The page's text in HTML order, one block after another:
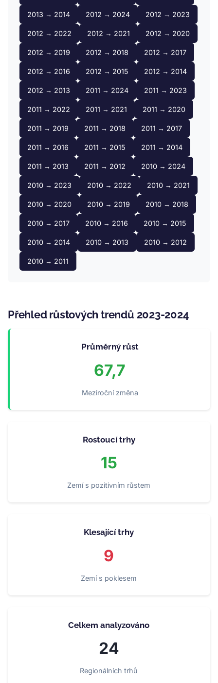
2013 → 2014 2012 → 2024 2012 → 2023
2012 → 2022 2012 → 2021 2012 → 2020
2012 → 2019 2012 → 2018 2012 → 2017
2012 → 2016 2012 → 2015 2012 → 2014
2012 → 2013 2011 → 2024 2011 → 2023
2011 → 2022 2011 → 2021 2011 → 2020
2011 → 2019 2011 → 2018 2011 → 2017
2011 → 2016 2011 → 2015 2011 → 2014
2011 → 2013 2011 → 2012 2010 → 2024
2010 → 2023 2010 → 2022 2010 → 2021
2010 → 2020 2010 → 2019 2010 → 2018
2010 → 2017 2010 → 2016 2010 → 2015
2010 → 2014 2010 → 2013 2010 → 2012
2010 → 2011
Přehled růstových trendů 2023-2024
Průměrný růst
67,7
Meziroční změna
Rostoucí trhy
15
Zemí s pozitivním růstem
Klesající trhy
9
Zemí s poklesem
Celkem analyzováno
24
Regionálních trhů